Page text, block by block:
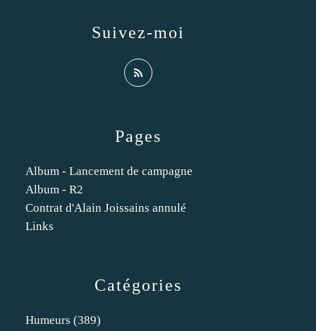
Catégories
Humeurs (389)
Pages
Album - Lancement de campagne
Album - R2
Contrat d'Alain Joissains annulé
Links
Suivez-moi